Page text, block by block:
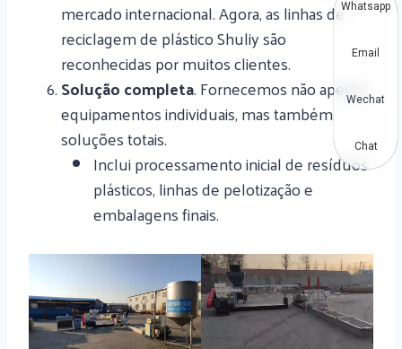
mercado internacional. Agora, as linhas de
reciclagem de plástico Shuliy são
reconhecidas por muitos clientes.
Solução completa. Fornecemos não apenas
equipamentos individuais, mas também
soluções totais.
Inclui processamento inicial de resíduos
plásticos, linhas de pelotização e
embalagens finais.
Whatsapp
Email
Wechat
Chat